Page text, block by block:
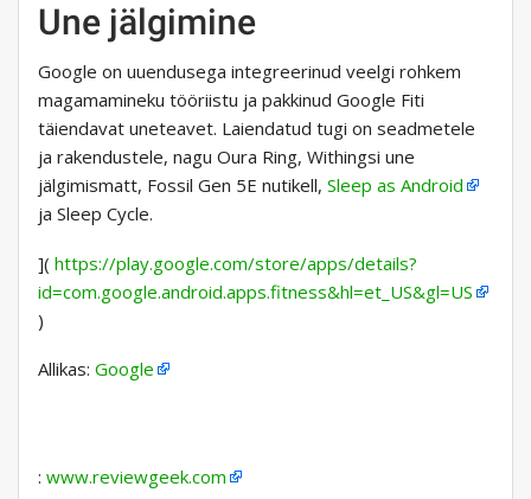
Une jälgimine
Google on uuendusega integreerinud veelgi rohkem
magamamineku tööriistu ja pakkinud Google Fiti
täiendavat uneteavet. Laiendatud tugi on seadmetele
ja rakendustele, nagu Oura Ring, Withingsi une
jälgimismatt, Fossil Gen 5E nutikell, Sleep as Android
ja Sleep Cycle.
]( https://play.google.com/store/apps/details?
id=com.google.android.apps.fitness&hl=et_US&gl=US
)
Allikas: Google
: www.reviewgeek.com